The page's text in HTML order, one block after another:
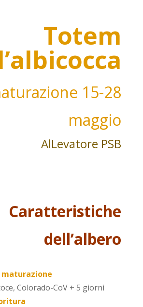
Totem
15-28
maggio
AlLevatore PSB
Caratteristiche
dell’albero
maturazione
Colorado-CoV + 5 giorni